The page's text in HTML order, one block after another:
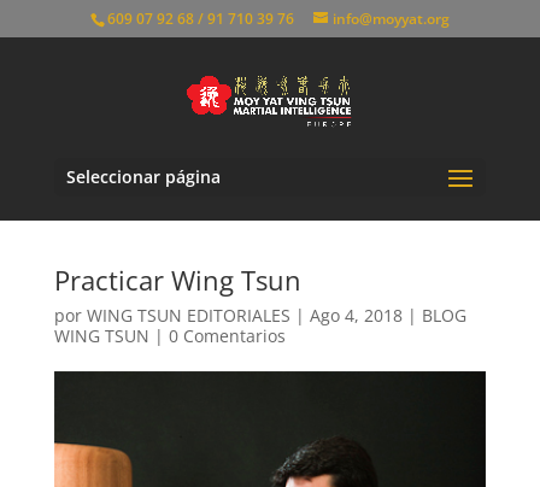
609 07 92 68 / 91 710 39 76 info@moyyat.org
Seleccionar página
Practicar Wing Tsun
por WING TSUN EDITORIALES | Ago 4, 2018| BLOG
WING TSUN | 0 Comentarios